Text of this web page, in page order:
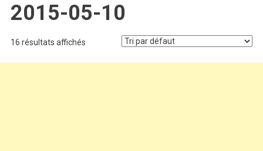
2015-05-10
16 résultats affichés